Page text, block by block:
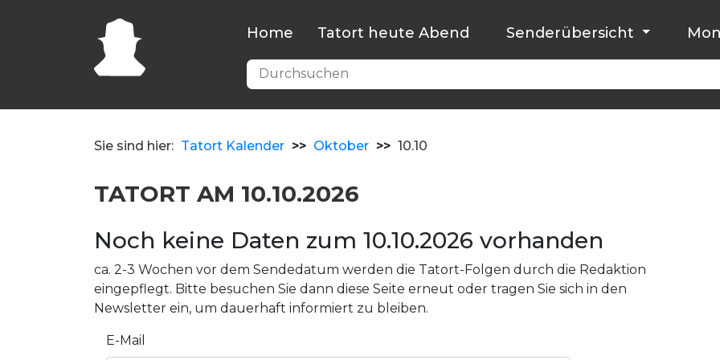
Home Tatort heute Abend Senderübersicht
Sie sind hier: Tatort Kalender >> Oktober >> 10.10
TATORT AM 10.10.2026
Noch keine Daten zum 10.10.2026 vorhanden
ca. 2-3 Wochen vor dem Sendedatum werden die Tatort-Folgen durch die Redaktion
eingepflegt. Bitte besuchen Sie dann diese Seite erneut oder tragen Sie sich in den
Newsletter ein, um dauerhaft informiert zu bleiben.
E-Mail